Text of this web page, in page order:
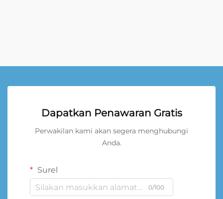
Dapatkan Penawaran Gratis
Perwakilan kami akan segera menghubungi
Anda.
Surel
0/100